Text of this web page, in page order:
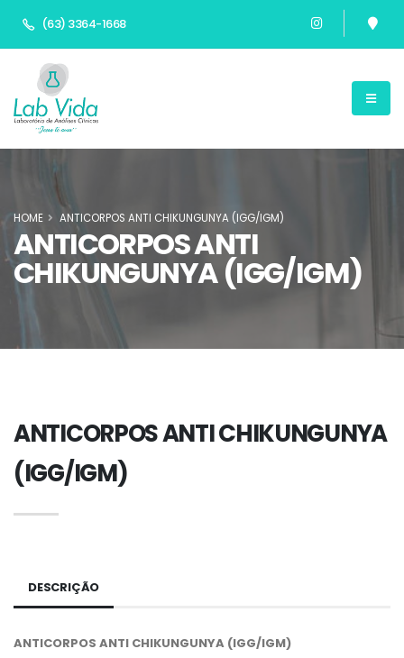
(63) 3364-1668
ANTICORPOS ANTI
CHIKUNGUNYA (IGG/IGM)
HOME ANTICORPOS ANTI CHIKUNGUNYA (IGG/IGM)
ANTICORPOS ANTI CHIKUNGUNYA
(IGG/IGM)
DESCRIÇÃO
ANTICORPOS ANTI CHIKUNGUNYA (IGG/IGM)